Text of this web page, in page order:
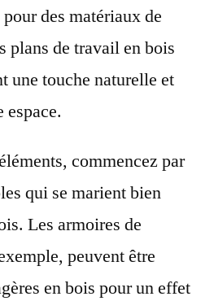
des matériaux de
plans de travail en bois
une touche naturelle et
espace.
commencez par
qui se marient bien
Les armoires de
peuvent être
en bois pour un effet